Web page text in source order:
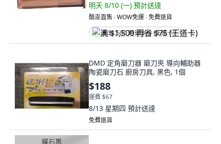
明天 8/10 (一) 預計送達
酷澎直售 ∙ WOW免運 ∙ 免費退貨
满 $1,500 再省 $75 (王道卡)
DMD 定角磨刀器 磨刀夾 導向輔助器
陶瓷磨刀石 廚房刀具, 黑色, 1個
$188
運費 $67
8/13 星期四 預計送達
免費退貨